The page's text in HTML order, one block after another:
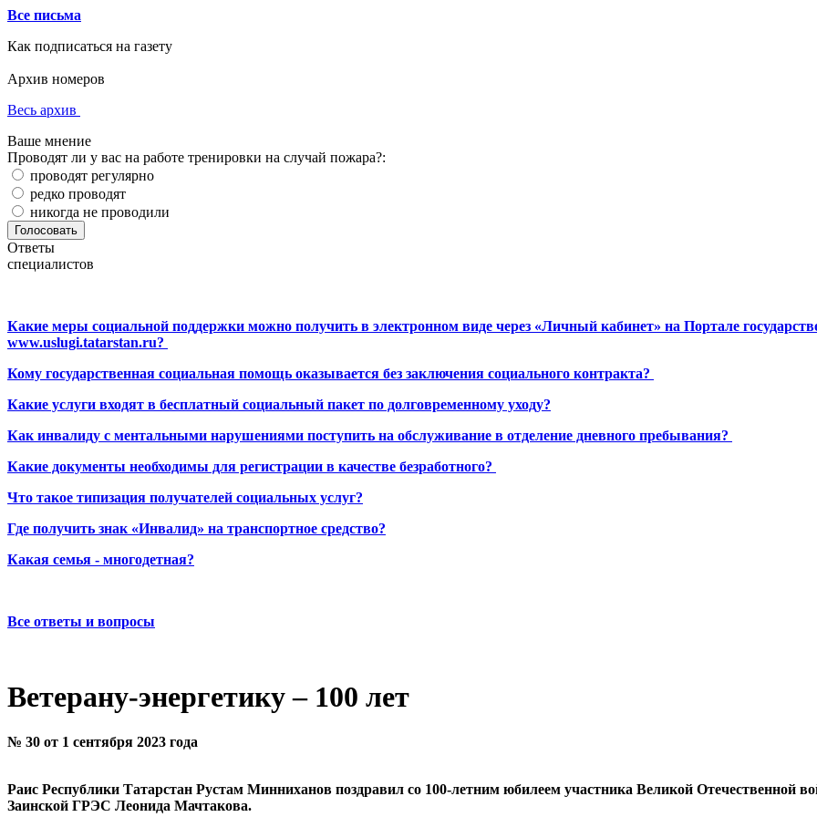
Все письма
Как подписаться на газету
Архив номеров
Весь архив
Ваше мнение
Проводят ли у вас на работе тренировки на случай пожара?:
проводят регулярно
редко проводят
никогда не проводили
Ответы
специалистов
Какие меры социальной поддержки можно получить в электронном виде через «Личный кабинет» на Портале
www.uslugi.tatarstan.ru?
Кому государственная социальная помощь оказывается без заключения социального контракта?
Какие услуги входят в бесплатный социальный пакет по долговременному уходу?
Как инвалиду с ментальными нарушениями поступить на обслуживание в отделение дневного пребывания?
Какие документы необходимы для регистрации в качестве безработного?
Что такое типизация получателей социальных услуг?
Где получить знак «Инвалид» на транспортное средство?
Какая семья - многодетная?
Все ответы и вопросы
Ветерану-энергетику – 100 лет
№ 30 от 1 сентября 2023 года
Раис Республики Татарстан Рустам Минниханов поздравил со 100-летним юбилеем участника Великой Отечественной
Заинской ГРЭС Леонида Мачтакова.